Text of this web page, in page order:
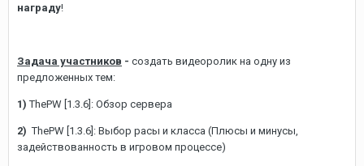
награду!
Задача участников - создать видеоролик на одну из
предложенных тем:
1) ThePW [1.3.6]: Обзор сервера
2) ThePW [1.3.6]: Выбор расы и класса (Плюсы и минусы,
задействованность в игровом процессе)